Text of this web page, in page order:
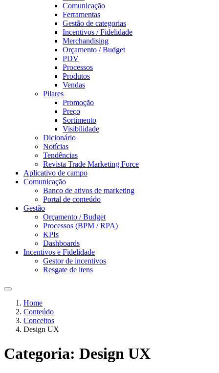
Comunicação
Ferramentas
Gestão de categorias
Incentivos / Fidelidade
Merchandising
Orçamento / Budget
PDV
Processos
Produtos
Vendas
Pilares
Promoção
Preço
Sortimento
Visibilidade
Dicionário
Notícias
Tendências
Revista Trade Marketing Force
Aplicativo de campo
Comunicação
Banco de ativos de marketing
Portal de conteúdo
Gestão
Orçamento / Budget
Processos (BPM / RPA)
KPIs
Dashboards
Incentivos e Fidelidade
Gestor de incentivos
Resgate de itens
Home
Conteúdo
Conceitos
Design UX
Categoria: Design UX